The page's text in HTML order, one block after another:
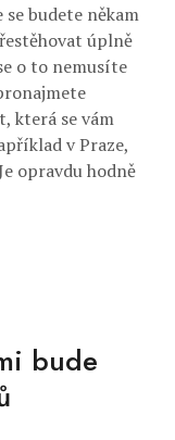
se budete někam
úplně
o to nemusíte
která se vám
v Praze,
opravdu hodně
bude